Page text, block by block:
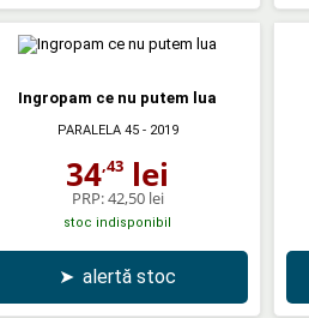
Ingropam ce nu putem lua
PARALELA 45- 2019
34,43 lei
PRP:42,50 lei
stoc indisponibil
➤ alertă stoc